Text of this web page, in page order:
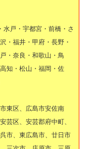
戸・宇都宮・前橋・さ
・福井・甲府・長野・
・奈良・和歌山・鳥
知・松山・福岡・佐
東区、広島市安佐南
芸区、安芸郡府中町、
市、東広島市、廿日市